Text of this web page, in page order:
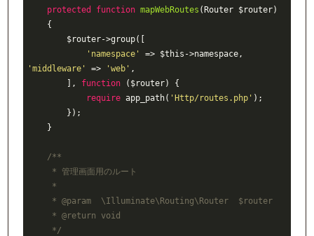
protected
function mapWebRoutes (Router $router)
{
'namespace'
'middleware'
=> 'web' ,
        ],
function ($router)
{
require app_path( 'Http/routes.php' );
/**
     *
@param
  \Illuminate\Routing\Router  $router
     *
@return void
     */